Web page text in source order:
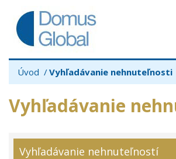
Úvod Vyhľadávanie nehnuteľnosti
Vyhľadávanie
Vyhľadávanie nehnuteľností